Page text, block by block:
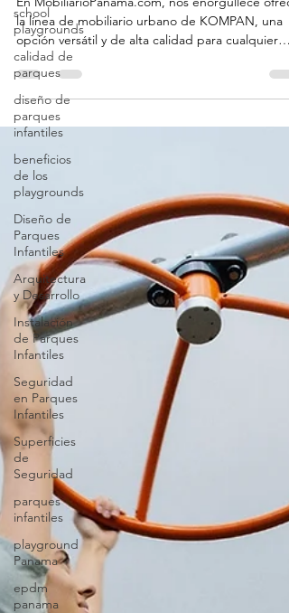
school
playgrounds
calidad de
parques
diseño de
parques
infantiles
beneficios
de los
playgrounds
Diseño de
Parques
Infantiles
Arquitectura
y Desarrollo
Instalación
de Parques
Infantiles
Seguridad
en Parques
Infantiles
Superficies
de
Seguridad
parques
infantiles
playground
Panama
epdm
panama
Panamá
En MobiliarioPanama.com, nos enorgullece
la línea de mobiliario urbano de KOMPAN, una
opción versátil y de alta calidad para cualquier
proyecto. KOMPAN cuenta con múltiples
opciones de mobiliario para áreas como parques
escolares, áreas sociales, parques infantiles
residenciales, entornos urbanos, parques
comunitarios y oficinas